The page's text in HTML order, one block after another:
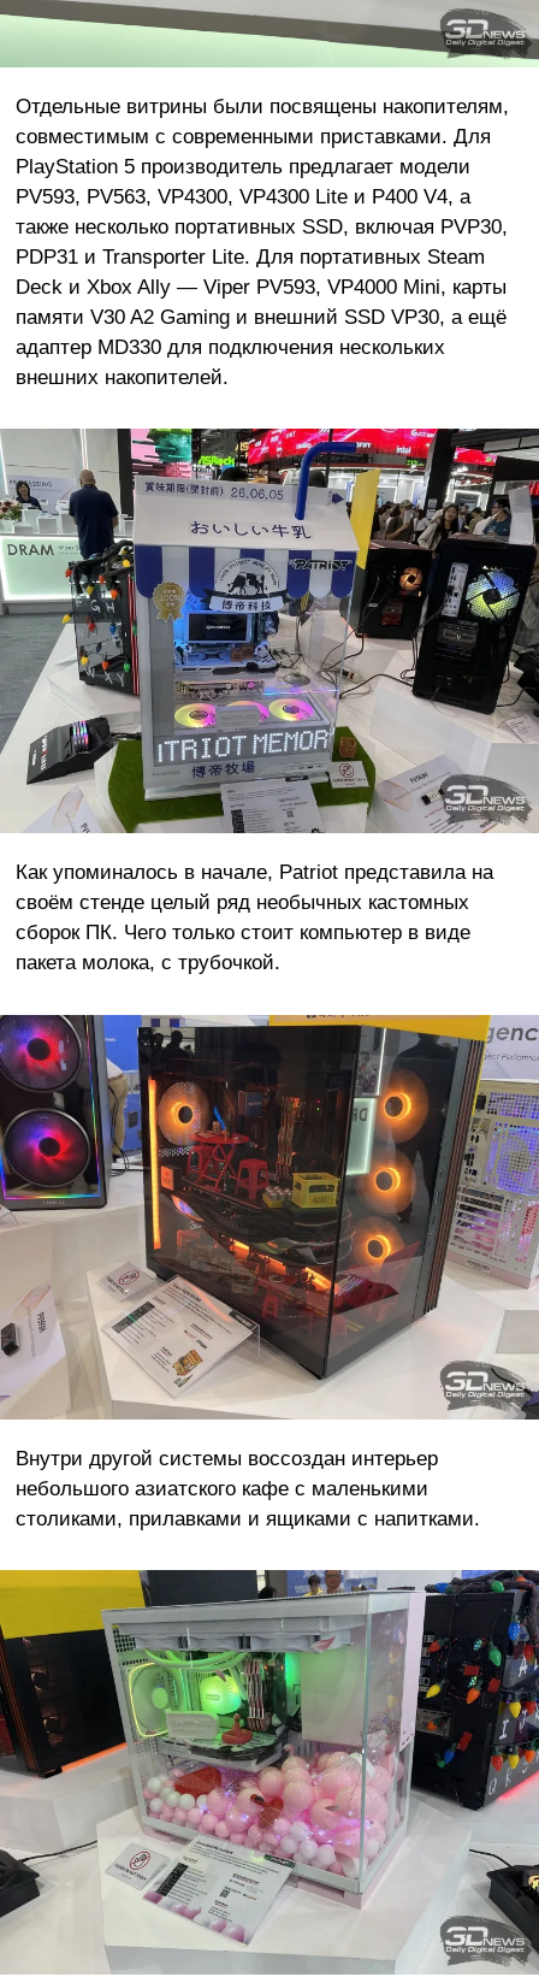
Отдельные витрины были посвящены накопителям,
совместимым с современными приставками. Для
PlayStation 5 производитель предлагает модели
PV593, PV563, VP4300, VP4300 Lite и P400 V4, а
также несколько портативных SSD, включая PVP30,
PDP31 и Transporter Lite. Для портативных Steam
Deck и Xbox Ally — Viper PV593, VP4000 Mini, карты
памяти V30 A2 Gaming и внешний SSD VP30, а ещё
адаптер MD330 для подключения нескольких
внешних накопителей.
Как упоминалось в начале, Patriot представила на
своём стенде целый ряд необычных кастомных
сборок ПК. Чего только стоит компьютер в виде
пакета молока, с трубочкой.
Внутри другой системы воссоздан интерьер
небольшого азиатского кафе с маленькими
столиками, прилавками и ящиками с напитками.